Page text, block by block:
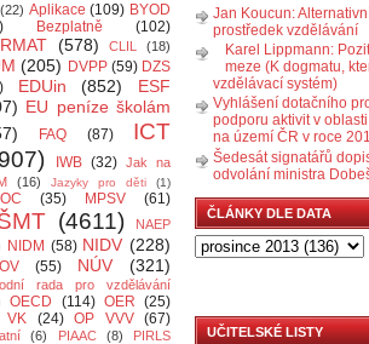
(22) Aplikace (109) BYOD
Bezplatně (102)
(578) CLIL (18)
(205) DVPP (59) DZS
EDUin (852)
ESF
EU peníze školám
FAQ (87)
ICT
IWB (32) Jak na
(16) Jazyky pro děti (1)
(35) MPSV (61)
(4611)
NAEP
NIDM (58) NIDV (228)
(55) NÚV (321)
rada pro vzdělávání
OECD (114) OER (25)
VK
(24) OP VVV (67)
(6) PIAAC (8)
PIRLS
Jan Koucun:
prostředek vzdělávání
Karel Lippmann:
meze (K dogmatu,
vzdělávací systém)
Vyhlášení dotačního
podporu aktivit v
na území ČR v roce
Šedesát signatářů
odvolání ministra
ČLÁNKY DLE DATA
UČITELSKÉ LISTY